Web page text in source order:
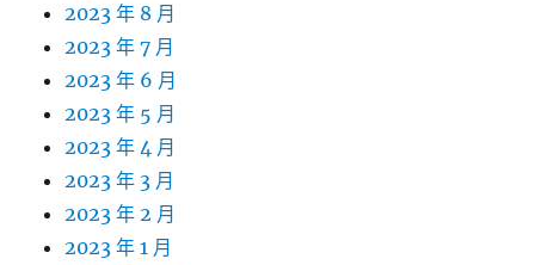
2023 年 8 月
2023 年 7 月
2023 年 6 月
2023 年 5 月
2023 年 4 月
2023 年 3 月
2023 年 2 月
2023 年 1 月